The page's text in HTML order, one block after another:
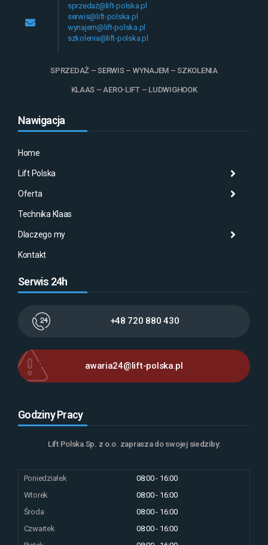
sprzedaż@lift-polska.pl
serwis@lift-polska.pl
wynajem@lift-polska.pl
szkolenia@lift-polska.pl
SPRZEDAŻ – SERWIS – WYNAJEM – SZKOLENIA
KLAAS – AERO-LIFT – LUDWIGHOOK
Nawigacja
Home
Lift Polska
Oferta
Technika Klaas
Dlaczego my
Kontakt
Serwis 24h
+48 720 880 430
awaria24@lift-polska.pl
Godziny Pracy
Lift Polska Sp. z o.o. zaprasza do swojej siedziby:
Poniedziałek
08:00 - 16:00
Wtorek
08:00 - 16:00
Środa
08:00 - 16:00
Czwartek
08:00 - 16:00